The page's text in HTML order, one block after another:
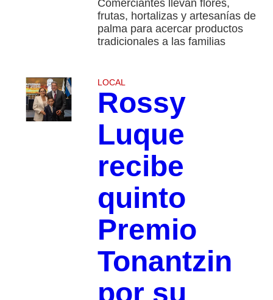
Comerciantes llevan flores,
frutas, hortalizas y artesanías de
palma para acercar productos
tradicionales a las familias
LOCAL
Rossy
Luque
recibe
quinto
Premio
Tonantzin
por su